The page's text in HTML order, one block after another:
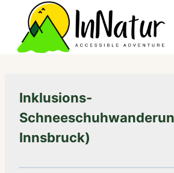
content
Inklusions-
Innsbruck)